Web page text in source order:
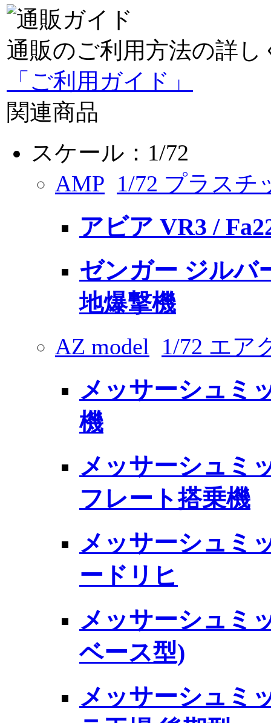
通販のご利用方法の詳し
「ご利用ガイド」
関連商品
スケール：1/72
AMP 1/72 プラスチ
アビア VR3 /
ゼンガー ジルバ
地爆撃機
AZ model 1/72 エア
メッサーシュミ
機
メッサーシュミ
フレート搭乗機
メッサーシュミ
ードリヒ
メッサーシュミ
ベース型)
メッサーシュミ